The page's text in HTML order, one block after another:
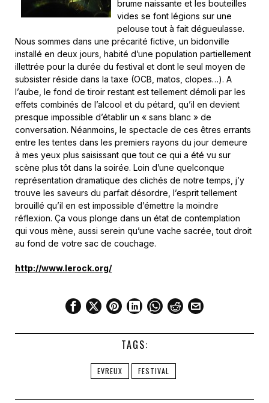
brume naissante et les bouteilles
vides se font légions sur une
pelouse tout à fait dégueulasse.
Nous sommes dans une précarité fictive, un bidonville
installé en deux jours, habité d’une population partiellement
illettrée pour la durée du festival et dont le seul moyen de
subsister réside dans la taxe (OCB, matos, clopes…). A
l’aube, le fond de tiroir restant est tellement démoli par les
effets combinés de l’alcool et du pétard, qu’il en devient
presque impossible d’établir un « sans blanc » de
conversation. Néanmoins, le spectacle de ces êtres errants
entre les tentes dans les premiers rayons du jour demeure
à mes yeux plus saisissant que tout ce qui a été vu sur
scène plus tôt dans la soirée. Loin d’une quelconque
représentation dramatique des clichés de notre temps, j’y
trouve les saveurs du parfait désordre, l’esprit tellement
brouillé qu’il en est impossible d’émettre la moindre
réflexion. Ça vous plonge dans un état de contemplation
qui vous mène, aussi serein qu’une vache sacrée, tout droit
au fond de votre sac de couchage.
http://www.lerock.org/
TAGS:
EVREUX FESTIVAL